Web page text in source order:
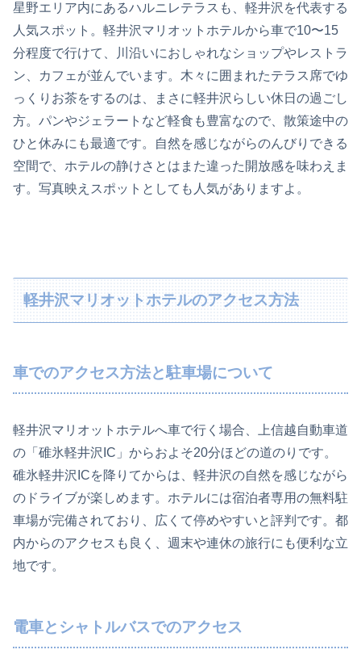
星野エリア内にあるハルニレテラスも、軽井沢を代表する
人気スポット。軽井沢マリオットホテルから車で10〜15
分程度で行けて、川沿いにおしゃれなショップやレストラ
ン、カフェが並んでいます。木々に囲まれたテラス席でゆ
っくりお茶をするのは、まさに軽井沢らしい休日の過ごし
方。パンやジェラートなど軽食も豊富なので、散策途中の
ひと休みにも最適です。自然を感じながらのんびりできる
空間で、ホテルの静けさとはまた違った開放感を味わえま
す。写真映えスポットとしても人気がありますよ。
軽井沢マリオットホテルのアクセス方法
車でのアクセス方法と駐車場について
軽井沢マリオットホテルへ車で行く場合、上信越自動車道
の「碓氷軽井沢IC」からおよそ20分ほどの道のりです。
碓氷軽井沢ICを降りてからは、軽井沢の自然を感じながら
のドライブが楽しめます。ホテルには宿泊者専用の無料駐
車場が完備されており、広くて停めやすいと評判です。都
内からのアクセスも良く、週末や連休の旅行にも便利な立
地です。
電車とシャトルバスでのアクセス